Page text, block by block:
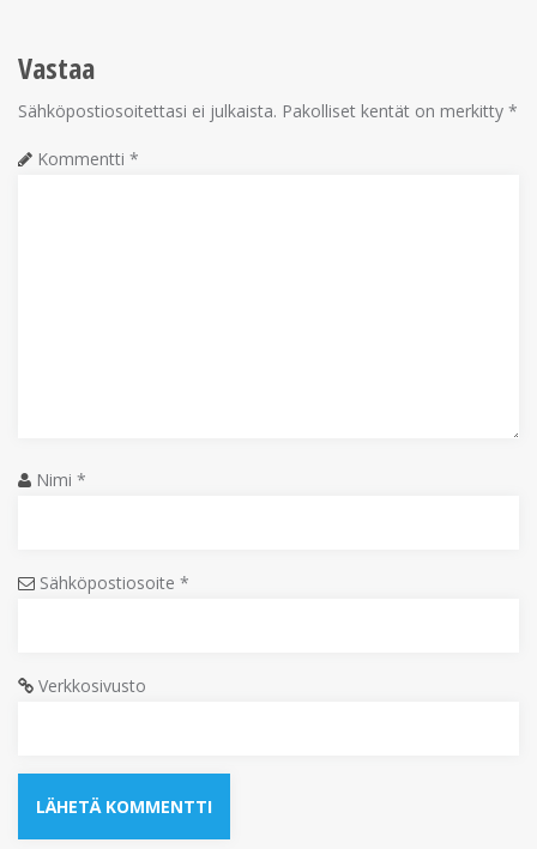
Vastaa
Sähköpostiosoitettasi ei julkaista. Pakolliset kentät on merkitty *
Kommentti *
Nimi *
Sähköpostiosoite *
Verkkosivusto